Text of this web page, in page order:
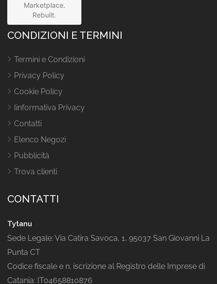
Marketplace.
Rebuilt.
CONDIZIONI E TERMINI
Termini e Condizioni
Privacy Policy
Cookie Policy
Iinformativa Privacy
Contatti
Elenco Negozi
Pubblicità
Trova clienti
CONTATTI
Tytanu
Sede Legale: Via Catira Savoca, 1, 95037 San Giovanni La
Punta CT
Codice fiscale e n. iscrizione al Registro delle Imprese di
Catania: IT04658810876